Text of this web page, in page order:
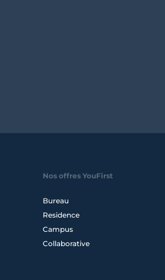
Nos offres YouFirst
Bureau
Residence
Campus
Collaborative